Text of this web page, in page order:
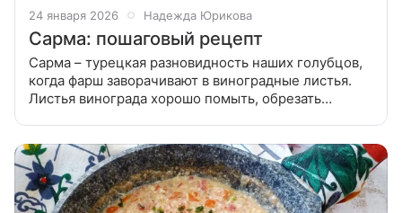
24 января 2026 Надежда Юрикова
Сарма: пошаговый рецепт
Сарма – турецкая разновидность наших голубцов,
когда фарш заворачивают в виноградные листья.
Листья винограда хорошо помыть, обрезать
комнатной.